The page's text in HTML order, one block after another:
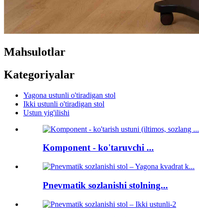
Mahsulotlar
Kategoriyalar
Yagona ustunli o'tiradigan stol
Ikki ustunli o'tiradigan stol
Ustun yig'ilishi
Komponent - ko'taruvchi ...
Pnevmatik sozlanishi stolning...